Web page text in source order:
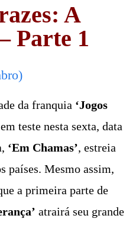
A
Parte 1
da franquia ‘Jogos
teste nesta sexta, data
‘Em Chamas’, estreia
países. Mesmo assim,
a primeira parte de
atrairá seu grande